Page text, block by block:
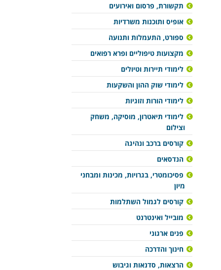
תקשורת, פרסום ואירועים
אופיס ותוכנות משרדיות
ספורט, התעמלות ותנועה
מקצועות טיפוליים ופרא רפואים
לימודי תיירות וטיולים
לימודי שוק ההון והשקעות
לימודי הורות וזוגיות
לימודי תיאטרון, מוסיקה, משחק
וצילום
קורסים ברכב ונהיגה
הנדסאים
פסיכומטרי, בגרויות, מכינות ומבחני
מיון
קורסים לגמול השתלמות
מובייל ואינטרנט
פנים ארגוני
חינוך והדרכה
הרצאות, סדנאות וגיבוש